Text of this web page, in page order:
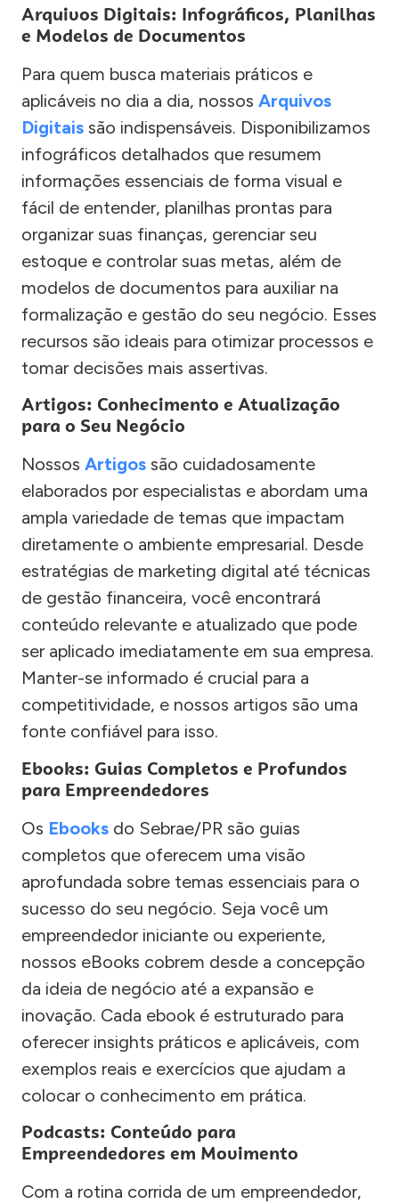
Arquivos Digitais: Infográficos, Planilhas
e Modelos de Documentos
Para quem busca materiais práticos e
aplicáveis no dia a dia, nossos Arquivos
Digitais são indispensáveis. Disponibilizamos
infográficos detalhados que resumem
informações essenciais de forma visual e
fácil de entender, planilhas prontas para
organizar suas finanças, gerenciar seu
estoque e controlar suas metas, além de
modelos de documentos para auxiliar na
formalização e gestão do seu negócio. Esses
recursos são ideais para otimizar processos e
tomar decisões mais assertivas.
Artigos: Conhecimento e Atualização
para o Seu Negócio
Nossos Artigos são cuidadosamente
elaborados por especialistas e abordam uma
ampla variedade de temas que impactam
diretamente o ambiente empresarial. Desde
estratégias de marketing digital até técnicas
de gestão financeira, você encontrará
conteúdo relevante e atualizado que pode
ser aplicado imediatamente em sua empresa.
Manter-se informado é crucial para a
competitividade, e nossos artigos são uma
fonte confiável para isso.
Ebooks: Guias Completos e Profundos
para Empreendedores
Os Ebooks do Sebrae/PR são guias
completos que oferecem uma visão
aprofundada sobre temas essenciais para o
sucesso do seu negócio. Seja você um
empreendedor iniciante ou experiente,
nossos eBooks cobrem desde a concepção
da ideia de negócio até a expansão e
inovação. Cada ebook é estruturado para
oferecer insights práticos e aplicáveis, com
exemplos reais e exercícios que ajudam a
colocar o conhecimento em prática.
Podcasts: Conteúdo para
Empreendedores em Movimento
Com a rotina corrida de um empreendedor,